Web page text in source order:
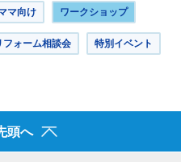
マ向け ワークショップ
フォーム相談会 特別イベント
頭へ